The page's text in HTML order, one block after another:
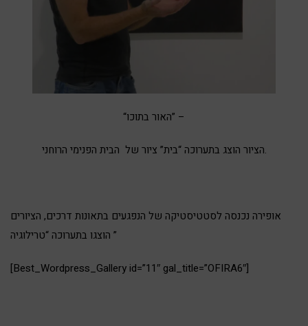
“האור בתוכו” –
הציור הוצג בתערוכה “בית” ציור של הבית הפנימי הרוחני.
אופירה נכנסה לסטטיסטיקה של הנפגעים בתאונות דרכים, הציורים
הוצגו בתערוכה “טרילוגיה ”
[Best_Wordpress_Gallery id=”11″ gal_title=”OFIRA6″]